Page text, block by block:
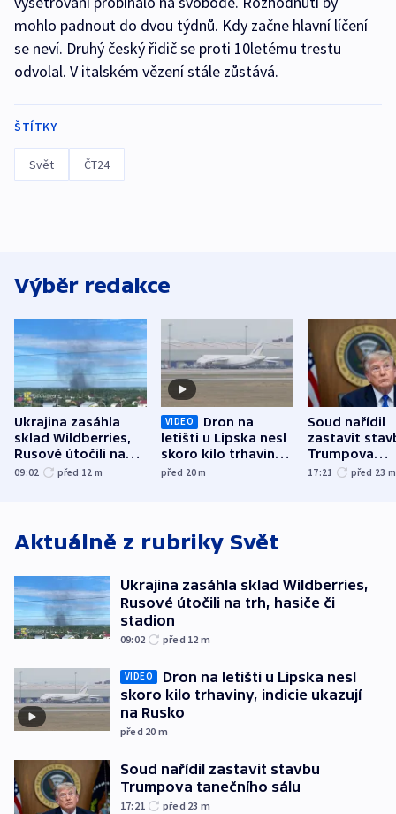
mohlo padnout do dvou týdnů. Kdy začne hlavní líčení
se neví. Druhý český řidič se proti 10letému trestu
odvolal. V italském vězení stále zůstává.
ŠTÍTKY
Svět ČT24
Výběr redakce
Ukrajina zasáhla
sklad Wildberries,
Rusové útočili na
trh, hasiče či
09:02 před 12 m
VIDEO
Dron na
letišti u Lipska nesl
skoro kilo trhaviny,
indicie ukazují na
před 20m
Soud nařídil
zastavit
Trumpova
tanečního
17:21 před 23 m
Aktuálně z rubriky Svět
Ukrajina zasáhla sklad Wildberries,
Rusové útočili na trh, hasiče či
stadion
09:02 před 12 m
VIDEO
Dron na letišti u Lipska nesl
skoro kilo trhaviny, indicie ukazují
na Rusko
před 20 m
Soud nařídil zastavit stavbu
Trumpova tanečního sálu
17:21 před 23 m